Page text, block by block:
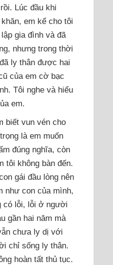
Lúc đầu khi
em kể cho tôi
gia đình và đã
nhưng trong thời
ly thân được hai
của em cờ bạc
Tôi nghe và hiểu
em.
biết vun vén cho
là em muốn
đúng nghĩa, còn
tôi không bàn đến.
gái đầu lòng nên
như con của mình,
có lỗi, lỗi ở người
gần hai năm mà
chưa ly dị với
chỉ sống ly thân.
hoàn tất thủ tục.